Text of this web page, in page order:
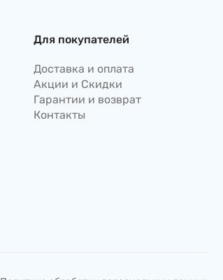
Для покупателей
Доставка и оплата
Акции и Скидки
Гарантии и возврат
Контакты